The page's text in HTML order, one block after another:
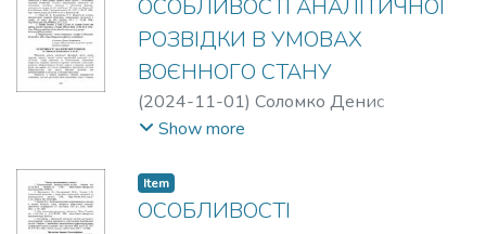
ОСОБЛИВОСТІ АНАЛІТИЧНОЇ
РОЗВІДКИ В УМОВАХ
ВОЄННОГО СТАНУ
(2024-11-01) Соломко Денис
Клайдович
Show more
Item
ОСОБЛИВОСТІ